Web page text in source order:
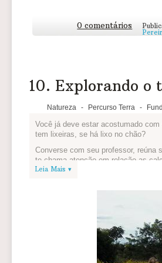
0 comentários
10. Explorando o
Natureza - Percurso Terra -
Você já deve estar acostumado
tem lixeiras, se há lixo no chão?
Converse com seu professor, reúna
te chama atenção em relação as
pessoas costumam colocar o lixo no
Leia Mais ▾